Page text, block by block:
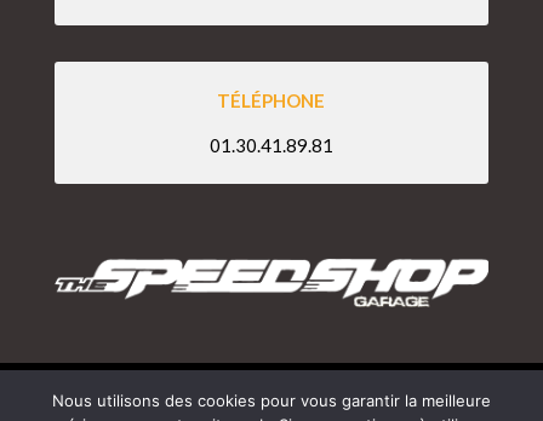
TÉLÉPHONE
01.30.41.89.81
Copyright 2026 – The Speedshop Garage |
Nous utilisons des cookies pour vous garantir la meilleure